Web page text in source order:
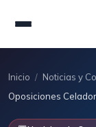
Inicio / Noticias y
Oposiciones